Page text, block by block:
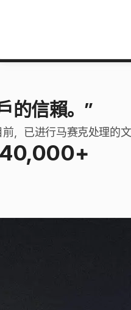
的信賴。”
前，已进行马赛克处理的